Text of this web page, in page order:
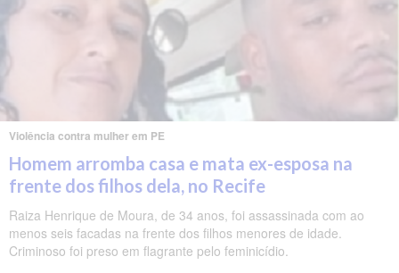
Violência contra mulher em PE
Homem arromba casa e mata ex-esposa na
frente dos filhos dela, no Recife
Raiza Henrique de Moura, de 34 anos, foi assassinada com ao
menos seis facadas na frente dos filhos menores de idade.
Criminoso foi preso em flagrante pelo feminicídio.